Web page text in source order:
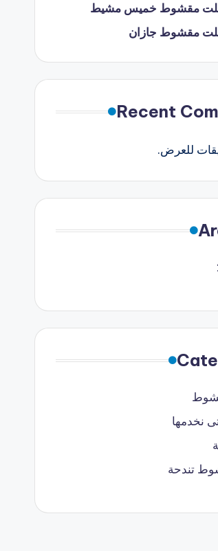
مقشوط خميس مشيط
مقشوط جازان
Recent
للعرض.
نخدمها
تندحة